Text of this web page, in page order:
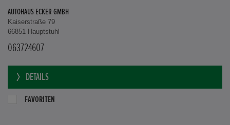
AUTOHAUS ECKER GMBH
Kaiserstraße 79
66851 Hauptstuhl
063724607
DETAILS
FAVORITEN